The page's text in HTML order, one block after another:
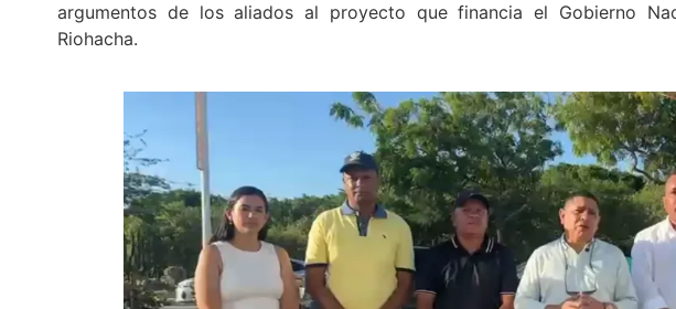
argumentos de los aliados al proyecto que financia el Gobierno
Riohacha.